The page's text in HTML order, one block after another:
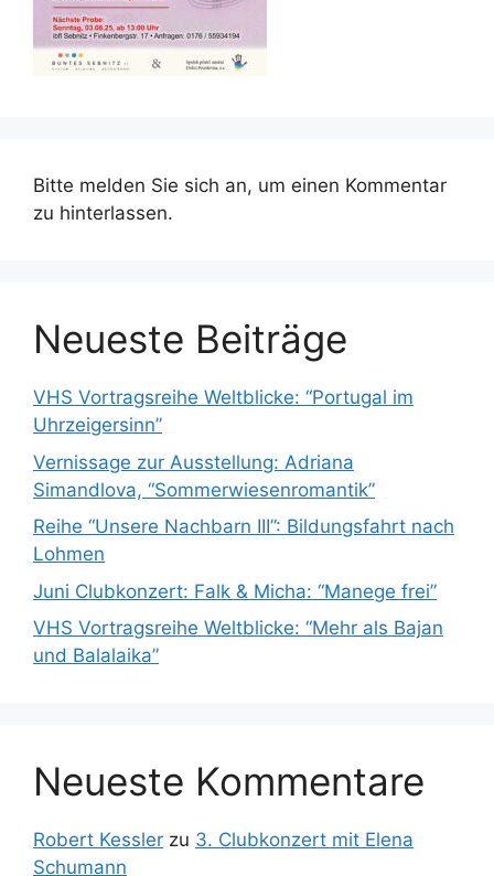
Bitte melden Sie sich an, um einen Kommentar
zu hinterlassen.
Neueste Beiträge
VHS Vortragsreihe Weltblicke: “Portugal im
Uhrzeigersinn”
Vernissage zur Ausstellung: Adriana
Simandlova, “Sommerwiesenromantik”
Reihe “Unsere Nachbarn III”: Bildungsfahrt nach
Lohmen
Juni Clubkonzert: Falk & Micha: “Manege frei”
VHS Vortragsreihe Weltblicke: “Mehr als Bajan
und Balalaika”
Neueste Kommentare
Robert Kessler zu 3. Clubkonzert mit Elena
Schumann